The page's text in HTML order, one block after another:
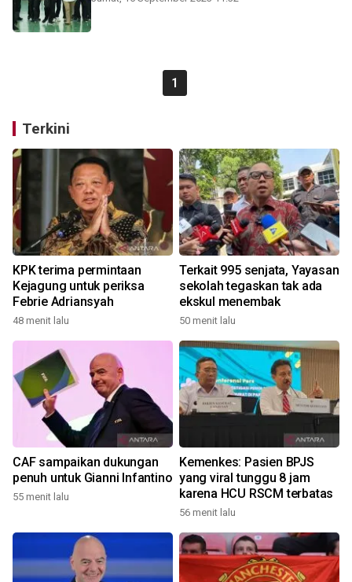
1
Terkini
KPK terima permintaan
Kejagung untuk periksa
Febrie Adriansyah
48 menit lalu
Terkait 995 senjata, Yayasan
sekolah tegaskan tak ada
ekskul menembak
50 menit lalu
CAF sampaikan dukungan
penuh untuk Gianni Infantino
55 menit lalu
Kemenkes: Pasien BPJS
yang viral tunggu 8 jam
karena HCU RSCM terbatas
56 menit lalu